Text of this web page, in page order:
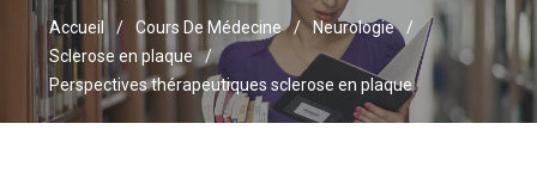
Accueil Cours De Médecine
Neurologie
Sclerose en plaque
Perspectives thérapeutiques sclerose en plaque